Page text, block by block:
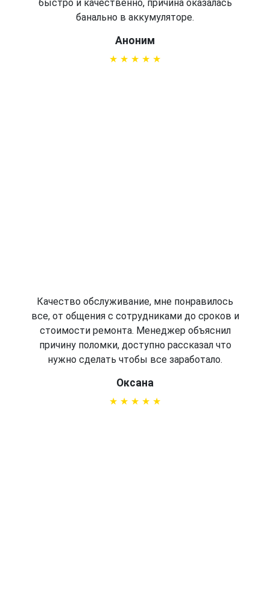
быстро и качественно, причина оказалась
банально в аккумуляторе.
Аноним
Качество обслуживание, мне понравилось
все, от общения с сотрудниками до сроков и
стоимости ремонта. Менеджер объяснил
причину поломки, доступно рассказал что
нужно сделать чтобы все заработало.
Оксана